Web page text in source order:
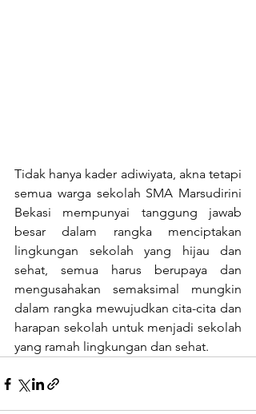
Tidak hanya kader adiwiyata, akna tetapi
semua warga sekolah SMA Marsudirini
Bekasi mempunyai tanggung jawab
besar dalam rangka menciptakan
lingkungan sekolah yang hijau dan
sehat, semua harus berupaya dan
mengusahakan semaksimal mungkin
dalam rangka mewujudkan cita-cita dan
harapan sekolah untuk menjadi sekolah
yang ramah lingkungan dan sehat.